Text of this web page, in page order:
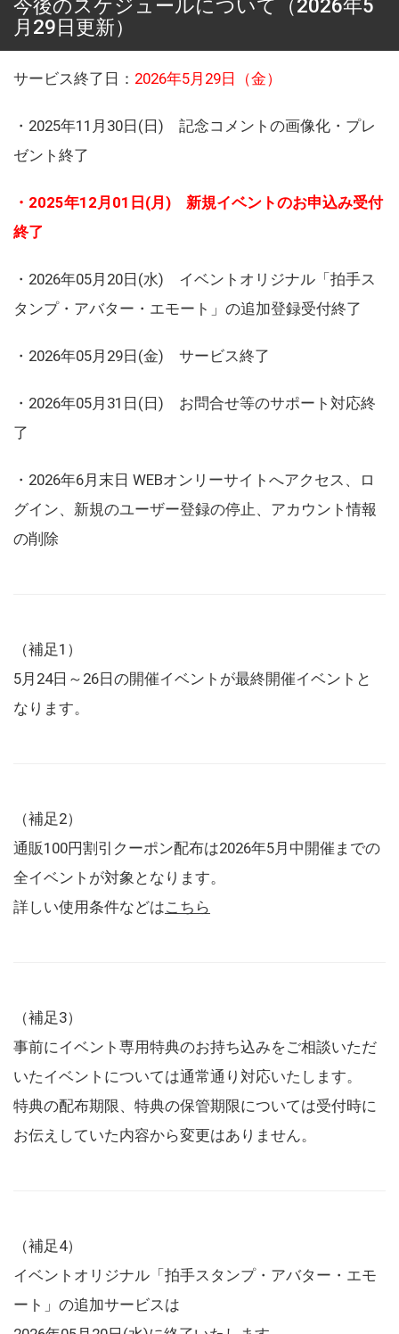
今後のスケジュールについて（2026年5
月29日更新）
サービス終了日： 2026年5月29日（金）
・2025年11月30日(日) 記念コメントの画像化・プレ
ゼント終了
・2025年12月01日(月) 新規イベントのお申込み受付
終了
・2026年05月20日(水) イベントオリジナル「拍手ス
タンプ・アバター・エモート」の追加登録受付終了
・2026年05月29日(金) サービス終了
・2026年05月31日(日) お問合せ等のサポート対応終
了
・2026年6月末日 WEBオンリーサイトへアクセス、ロ
グイン、新規のユーザー登録の停止、アカウント情報
の削除
（補足1）
5月24日～26日の開催イベントが最終開催イベントと
なります。
（補足2）
通販100円割引クーポン配布は2026年5月中開催までの
全イベントが対象となります。
詳しい使用条件などはこちら
（補足3）
事前にイベント専用特典のお持ち込みをご相談いただ
いたイベントについては通常通り対応いたします。
特典の配布期限、特典の保管期限については受付時に
お伝えしていた内容から変更はありません。
（補足4）
イベントオリジナル「拍手スタンプ・アバター・エモ
ート」の追加サービスは